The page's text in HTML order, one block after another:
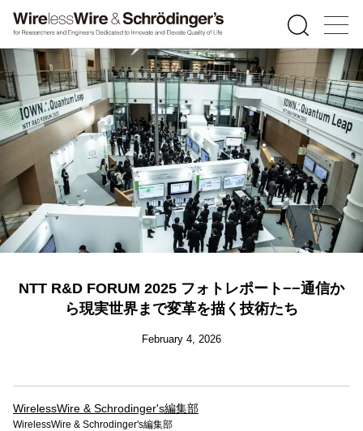
NTT R&D FORUM 2025 フォトレポート−−通信か
ら現実世界まで変革を描く技術たち
February 4, 2026
WirelessWire & Schrodinger's編集部
WirelessWire & Schrodinger's編集部